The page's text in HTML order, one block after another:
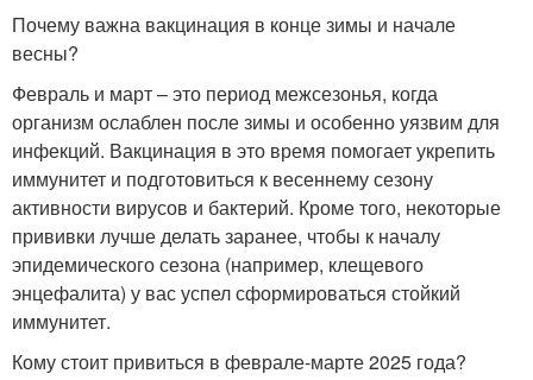
Почему важна вакцинация в конце зимы и начале
весны?
Февраль и март – это период межсезонья, когда
организм ослаблен после зимы и особенно уязвим для
инфекций. Вакцинация в это время помогает укрепить
иммунитет и подготовиться к весеннему сезону
активности вирусов и бактерий. Кроме того, некоторые
прививки лучше делать заранее, чтобы к началу
эпидемического сезона (например, клещевого
энцефалита) у вас успел сформироваться стойкий
иммунитет.
Кому стоит привиться в феврале-марте 2025 года?